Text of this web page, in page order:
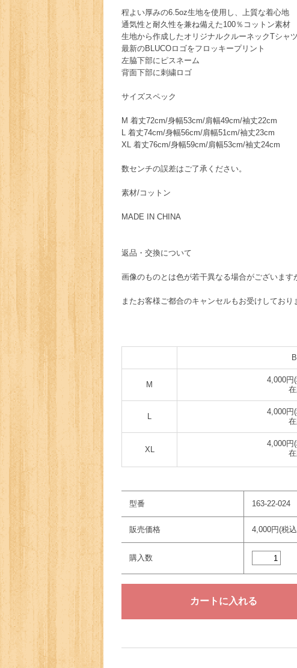
程よい厚みの6.5oz生地を使用し、上質な着心地
通気性と耐久性を兼ね備えた100％コットン素材
生地から作成したオリジナルクルーネックTシャツ
最新のBLUCOロゴをフロッキープリント
左脇下部にピスネーム
背面下部に刺繍ロゴ
サイズスペック
M 着丈72cm/身幅53cm/肩幅49cm/袖丈22cm
L 着丈74cm/身幅56cm/肩幅51cm/袖丈23cm
XL 着丈76cm/身幅59cm/肩幅53cm/袖丈24cm
数センチの誤差はご了承ください。
素材/コットン
MADE IN CHINA
返品・交換について
画像のものとは色が若干異なる場合がございま
またお客様ご都合のキャンセルもお受けしており
M
4,000円
L
4,000円
XL
4,000円
型番 163-22-024
販売価格 4,000円(税
購入数